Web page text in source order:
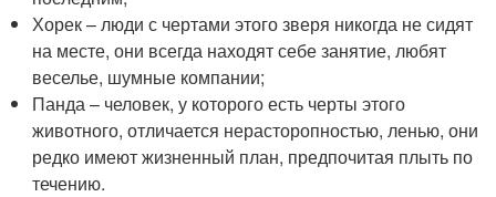
Хорек – люди с чертами этого зверя никогда не сидят
на месте, они всегда находят себе занятие, любят
веселье, шумные компании;
Панда – человек, у которого есть черты этого
животного, отличается нерасторопностью, ленью, они
редко имеют жизненный план, предпочитая плыть по
течению.